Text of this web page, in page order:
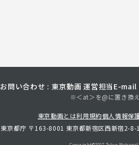
お問い合わせ : 東京動画 運営担当 E-
※＜at＞を@に置き換
東京動画とは利用規約個人情報保
東京都庁 〒163-8001 東京都新宿区西新宿2-8-1